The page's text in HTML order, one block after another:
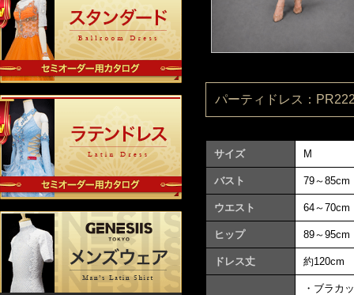
パーティドレス：
サイズ M
バスト 79～85cm
ウエスト 64～70cm
ヒップ 89～95cm
ドレス丈 約120cm
・ブラカ